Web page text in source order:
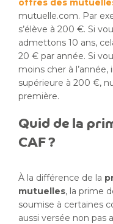
offres des
mutuelle.com. Par
s’élève à 200 €. Si
admettons 10 ans,
20 € par année. Si
moins cher à
supérieure à 200 €,
première.
Quid de la
CAF ?
À la différence de la
mutuelles, la prime
soumise à certaines
aussi versée non pas